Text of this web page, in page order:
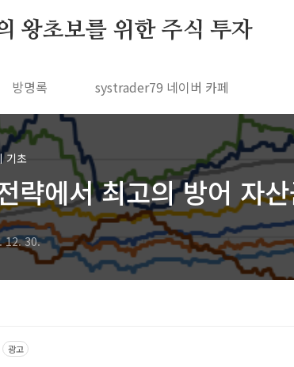
왕초보를 위한 주식 투자
방명록 systrader79 네이버 카페
기초
략에서 최고의 방어 자
12. 30.
광고